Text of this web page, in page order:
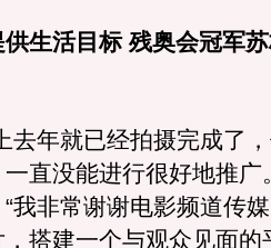
生活目标 残奥会冠军
年就已经拍摄完成了，
直没能进行很好地推广
我非常谢谢电影频道传
搭建一个与观众见面的